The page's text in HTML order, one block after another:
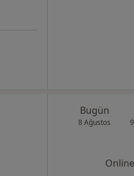
Bugün
8 Ağustos